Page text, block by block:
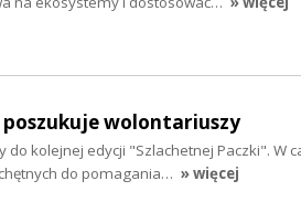
wolontariuszy
kolejnej edycji "Szlachetnej Paczki". W
do pomagania… » więcej